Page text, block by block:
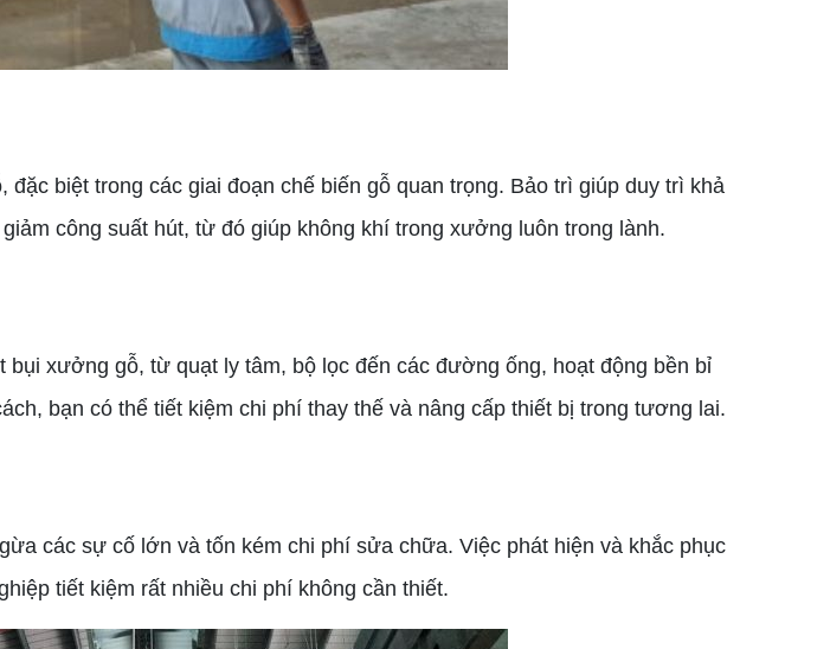
biệt trong các giai đoạn chế biến gỗ quan trọng. Bảo trì giúp duy trì khả
công suất hút, từ đó giúp không khí trong xưởng luôn trong lành.
xưởng gỗ, từ quạt ly tâm, bộ lọc đến các đường ống, hoạt động bền bỉ
bạn có thể tiết kiệm chi phí thay thế và nâng cấp thiết bị trong tương lai.
các sự cố lớn và tốn kém chi phí sửa chữa. Việc phát hiện và khắc phục
tiết kiệm rất nhiều chi phí không cần thiết.